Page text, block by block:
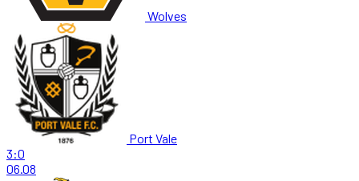
Wolves
Port Vale
3:0
06.08